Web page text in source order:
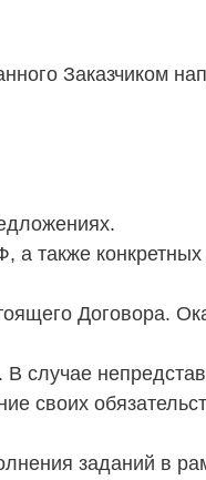
Заказчиком
а также
Договора.
случае
своих
заданий в